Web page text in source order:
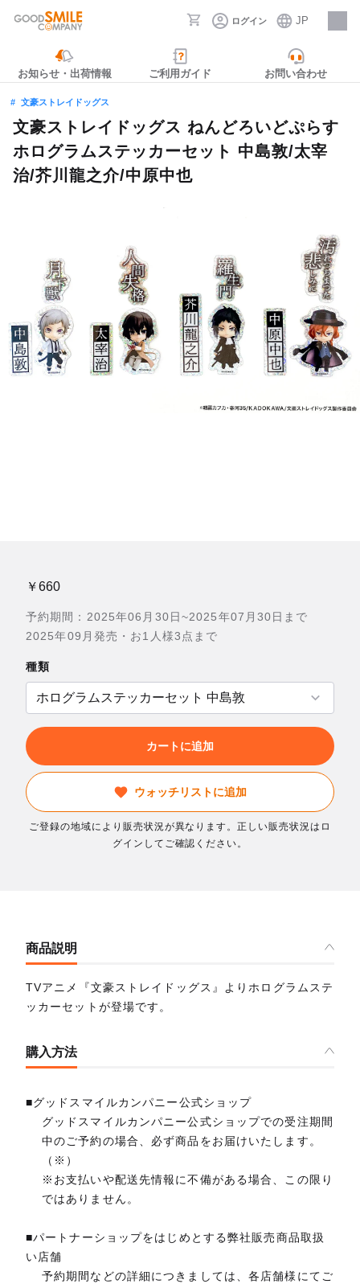
ログイン JP
採用情報
お知らせ・出荷情報 ご利用ガイド お問い合わせ
文豪ストレイドッグス
文豪ストレイドッグス ねんどろいどぷらす
ホログラムステッカーセット 中島敦/太宰
治/芥川龍之介/中原中也
￥660
予約期間：2025年06月30日~2025年07月30日まで
2025年09月発売・お1人様3点まで
種類
カートに追加
ウォッチリストに追加
ご登録の地域により販売状況が異なります。正しい販売状況はロ
グインしてご確認ください。
商品説明
TVアニメ『文豪ストレイドッグス』よりホログラムステ
ッカーセットが登場です。
購入方法
■グッドスマイルカンパニー公式ショップ
グッドスマイルカンパニー公式ショップでの受注期間
中のご予約の場合、必ず商品をお届けいたします。
（※）
※お支払いや配送先情報に不備がある場合、この限り
ではありません。
■パートナーショップをはじめとする弊社販売商品取扱
い店舗
予約期間などの詳細につきましては、各店舗様にてご